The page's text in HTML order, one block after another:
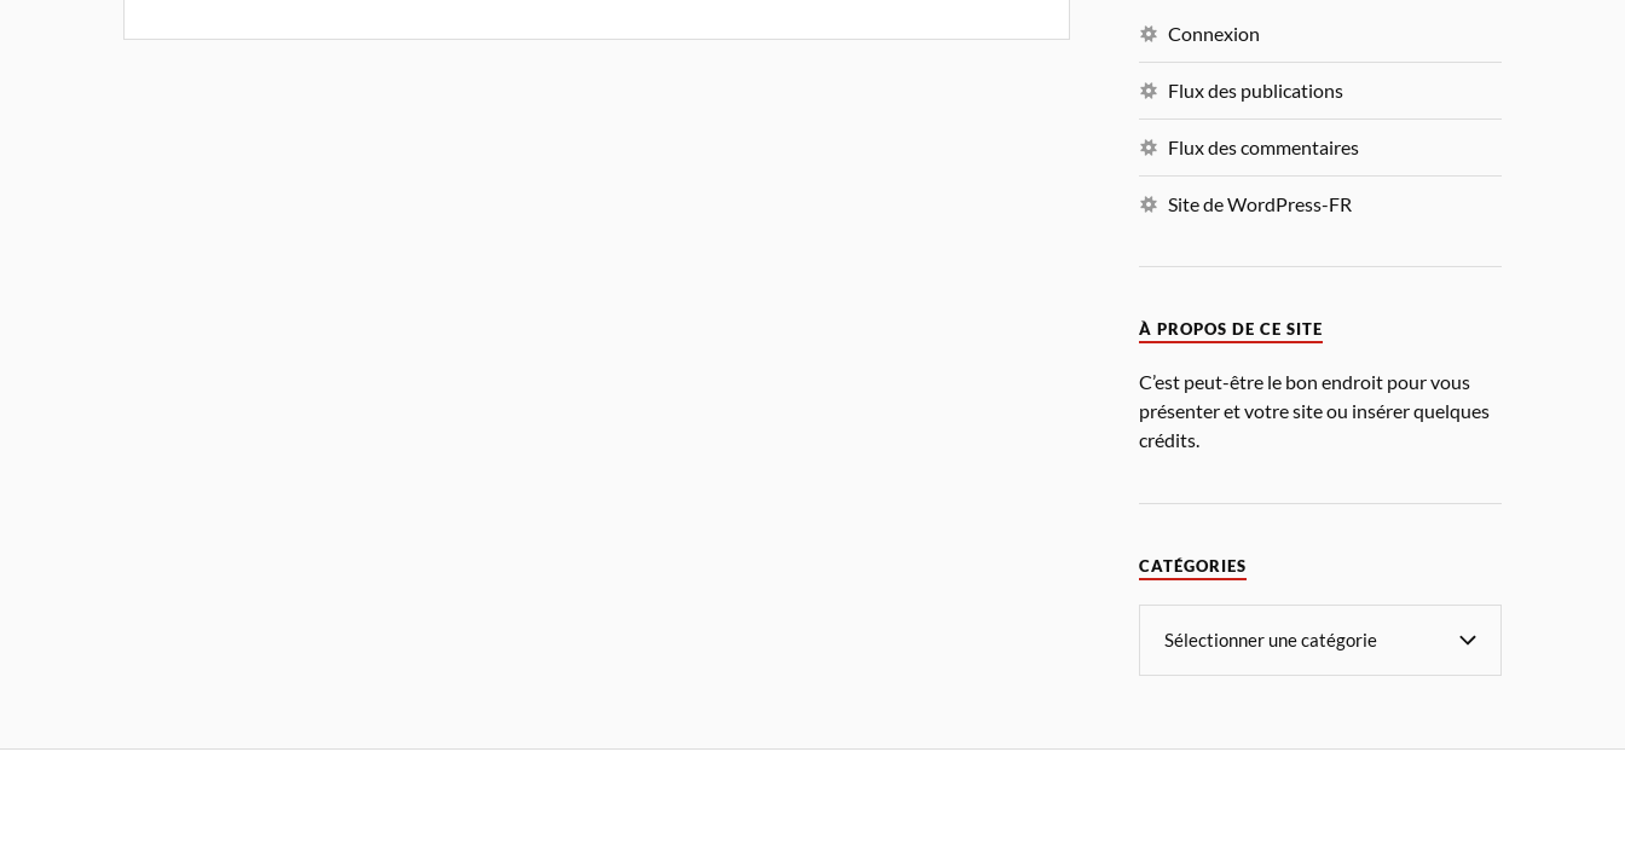
Connexion
Flux des publications
Flux des commentaires
Site de WordPress-FR
À PROPOS DE CE SITE
C’est peut-être le bon endroit pour vous
présenter et votre site ou insérer quelques
crédits.
CATÉGORIES